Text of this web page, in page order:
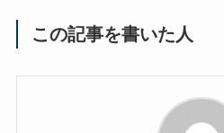
この記事を書いた人